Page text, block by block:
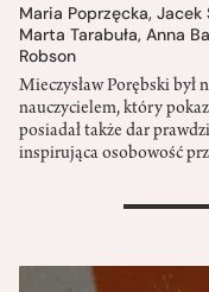
Maria Poprzęcka, Jacek
Marta Tarabuła, Anna
Robson
Mieczysław Porębski
nauczycielem, który
posiadał także dar
inspirująca osobowość
>